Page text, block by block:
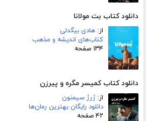
دانلود کتاب بت مولانا
از: هادی بیگدلی
کتاب‌های اندیشه و مذهب
۱۳۴ صفحه
دانلود کتاب کمیسر مگره و پیرزن
از:ژرژ سیمنون
دانلود رایگان بهترین رمان‌ها
۴۲ صفحه